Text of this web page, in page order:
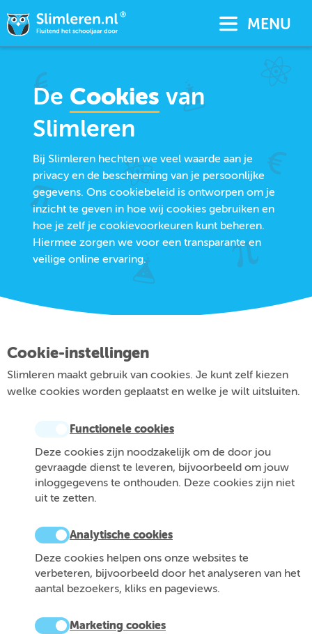
MENU
De Cookies van
Slimleren
Bij Slimleren hechten we veel waarde aan je
privacy en de bescherming van je persoonlijke
gegevens. Ons cookiebeleid is ontworpen om je
inzicht te geven in hoe wij cookies gebruiken en
hoe je zelf je cookievoorkeuren kunt beheren.
Hiermee zorgen we voor een transparante en
veilige online ervaring.
Cookie-instellingen
Slimleren maakt gebruik van cookies. Je kunt zelf kiezen
welke cookies worden geplaatst en welke je wilt uitsluiten.
Functionele cookies
Deze cookies zijn noodzakelijk om de door jou
gevraagde dienst te leveren, bijvoorbeeld om jouw
inloggegevens te onthouden. Deze cookies zijn niet
uit te zetten.
Analytische cookies
Deze cookies helpen ons onze websites te
verbeteren, bijvoorbeeld door het analyseren van het
aantal bezoekers, kliks en pageviews.
Marketing cookies